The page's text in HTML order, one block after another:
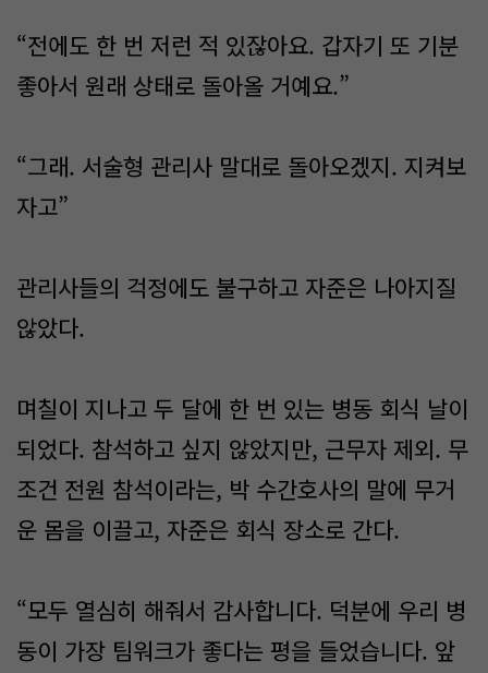
“전에도 한 번 저런 적 있잖아요. 갑자기 또 기분
좋아서 원래 상태로 돌아올 거예요.”
“그래. 서술형 관리사 말대로 돌아오겠지. 지켜보
자고”
관리사들의 걱정에도 불구하고 자준은 나아지질
않았다.
며칠이 지나고 두 달에 한 번 있는 병동 회식 날이
되었다. 참석하고 싶지 않았지만, 근무자 제외. 무
조건 전원 참석이라는, 박 수간호사의 말에 무거
운 몸을 이끌고, 자준은 회식 장소로 간다.
“모두 열심히 해줘서 감사합니다. 덕분에 우리 병
동이 가장 팀워크가 좋다는 평을 들었습니다. 앞